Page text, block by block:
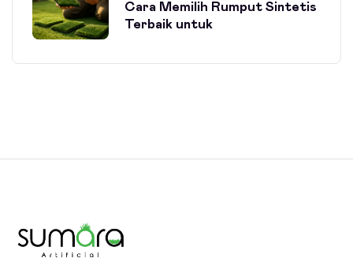
Cara Memilih Rumput Sintetis
Terbaik untuk